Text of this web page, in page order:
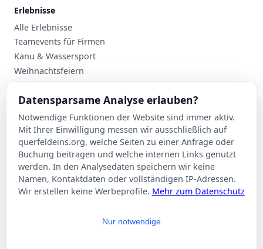
Erlebnisse
Alle Erlebnisse
Teamevents für Firmen
Kanu & Wassersport
Weihnachtsfeiern
Planung
Events nach Stadt
Suche
Kontakt
Über Querfeldeins
Rechtliches
Impressum
Datensparsame Analyse erlauben?
Notwendige Funktionen der Website sind immer aktiv.
Mit Ihrer Einwilligung messen wir ausschließlich auf
querfeldeins.org, welche Seiten zu einer Anfrage oder
Buchung beitragen und welche internen Links genutzt
werden. In den Analysedaten speichern wir keine
Namen, Kontaktdaten oder vollständigen IP-Adressen.
Wir erstellen keine Werbeprofile. Mehr zum Datenschutz
Nur notwendige